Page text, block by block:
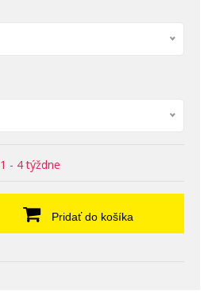
1 - 4 týždne
Pridať do košíka